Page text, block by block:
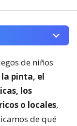
de niños
pinta, el
los
o locales,
de qué